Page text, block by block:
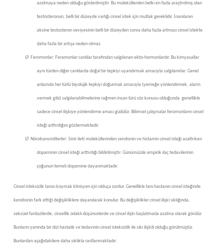
azalmaya neden olduğu gösterilmiştir. Bu moleküllerden belki en fazla araştırılmış olan
testosteronun, belli bir düzeyde varlığı cinsel istek için mutlak gereklidir. İnanılanın
aksine testosteron seviyesinin belli bir düzeyden sonra daha fazla artması cinsel istekte
daha fazla bir artışa neden olmaz.
Ø Feromonlar: Feramonlar canlılar tarafından salgılanan ekto-hormonlardır. Bu kimyasallar
aynı türden diğer canlılarda doğal bir tepkiyi uyandırmak amacıyla salgılanırlar. Genel
anlamda her türlü biyolojik tepkiyi doğurmak amacıyla (yemeğe yönlendirmek, alarm
vermek gibi) salgılanabilmelerine rağmen insan türü söz konusu olduğunda genellikle
sadece cinsel ilişkiye yönlendirme amacı güdülür. Bilimsel çalışmalar feromonların cinsel
isteği arttırdığını göstermektedir.
Ø Nörotransmitterler: Sinir ileti moleküllerinden serotonin ve histamin cinsel isteği azaltırken
dopaminin cinsel isteği arttırdığı bildirilmiştir. Günümüzde ampirik ilaç tedavilerinin
çoğunun temeli dopamine dayanmaktadır.
Cinsel isteksizlik tanısı koymak klinisyen için olduça zordur. Genellikle tanı hastanın cinsel isteğinde
kendisinin fark ettiği değişikliklere dayanılarak konulur. Bu değişiklikler cinsel ilişki sıklığında,
seksüel fantazilerde, cinsellik odaklı düşüncelerde ve cinsel ilişki başlatmada azalma olarak görülür.
Bunların yanında bir dizi hastalık ve tedavinin cinsel isteksizlik ile sıkı ilişkili olduğu görülmüştür.
Bunlardan aşağıdakilere daha sıklıkla rastlanmaktadır: